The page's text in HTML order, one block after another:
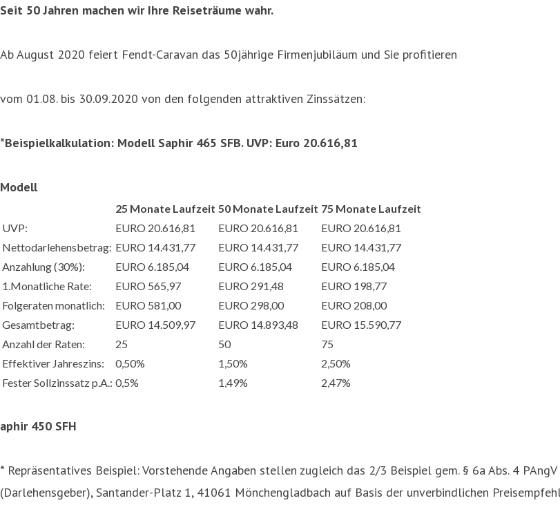
Seit 50 Jahren machen wir Ihre Reiseträume wahr.
Ab August 2020 feiert Fendt-Caravan das 50jährige Firmenjubiläum und Sie profitieren
vom 01.08. bis 30.09.2020 von den folgenden attraktiven Zinssätzen:
*Beispielkalkulation: Modell Saphir 465 SFB. UVP: Euro 20.616,81
Modell
25 Monate Laufzeit 50 Monate Laufzeit 75 Monate Laufzeit
UVP:
EURO 20.616,81 EURO 20.616,81
EURO 20.616,81
Nettodarlehensbetrag: EURO 14.431,77 EURO 14.431,77
EURO 14.431,77
Anzahlung (30%):
EURO 6.185,04 EURO 6.185,04
EURO 6.185,04
1.Monatliche Rate:
EURO 565,97 EURO 291,48
EURO 198,77
Folgeraten monatlich:
EURO 581,00 EURO 298,00
EURO 208,00
Gesamtbetrag:
EURO 14.509,97 EURO 14.893,48
EURO 15.590,77
Anzahl der Raten:
25 50
75
Effektiver Jahreszins:
0,50% 1,50%
2,50%
Fester Sollzinssatz p.A.: 0,5% 1,49% 2,47%
aphir 450 SFH
* Repräsentatives Beispiel: Vorstehende Angaben stellen zugleich das 2/3 Beispiel gem. § 6a Abs. 4
(Darlehensgeber), Santander-Platz 1, 41061 Mönchengladbach auf Basis der unverbindlichen